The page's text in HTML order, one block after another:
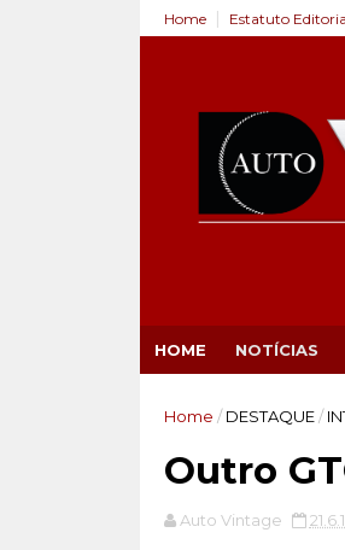
Home Estatuto
HOME NOTÍCIAS
Home / DESTAQUE /
Outro
Auto Vintage